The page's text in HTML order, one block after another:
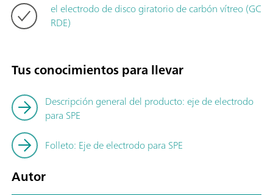
el electrodo de disco giratorio de carbón vítreo (GC
RDE)
Tus conocimientos para llevar
Descripción general del producto: eje de electrodo
para SPE
Folleto: Eje de electrodo para SPE
Autor